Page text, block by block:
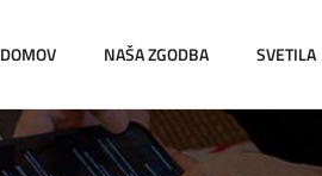
DOMOV NAŠA ZGODBA SVETILA